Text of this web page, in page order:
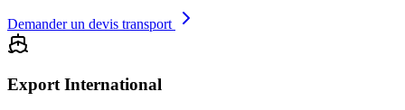
Demander un devis transport
Export International